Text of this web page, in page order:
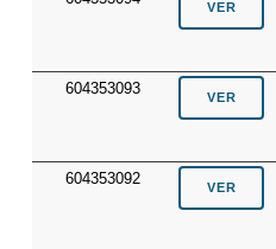
604353093
604353092